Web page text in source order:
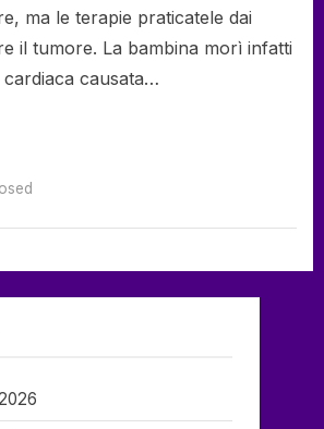
ma le terapie praticatele dai
il tumore. La bambina morì infatti
causata…